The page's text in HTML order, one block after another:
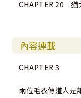
CHAPTER 20 猶
內容連載
CHAPTER 3
兩位毛衣傳道人是